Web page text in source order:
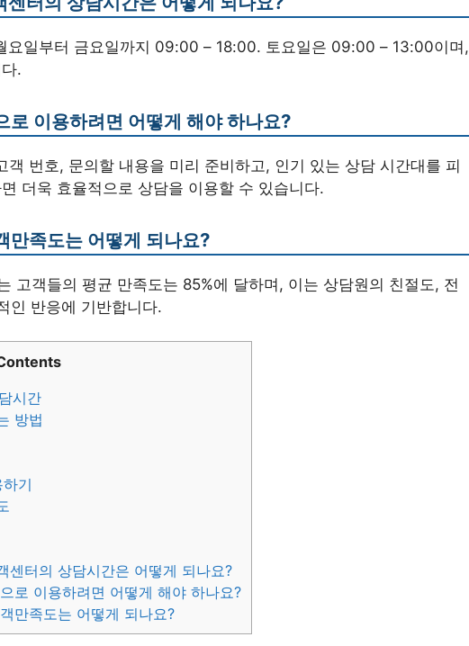
요일부터 금요일까지 09:00 – 18:00. 토요일은 09:00 – 13:00이며,
.
로 이용하려면 어떻게 해야 하나요?
객 번호, 문의할 내용을 미리 준비하고, 인기 있는 상담 시간대를 피
더욱 효율적으로 상담을 이용할 수 있습니다.
만족도는 어떻게 되나요?
고객들의 평균 만족도는 85%에 달하며, 이는 상담원의 친절도, 전
인 반응에 기반합니다.
시간
방법
기
센터의 상담시간은 어떻게 되나요?
로 이용하려면 어떻게 해야 하나요?
만족도는 어떻게 되나요?